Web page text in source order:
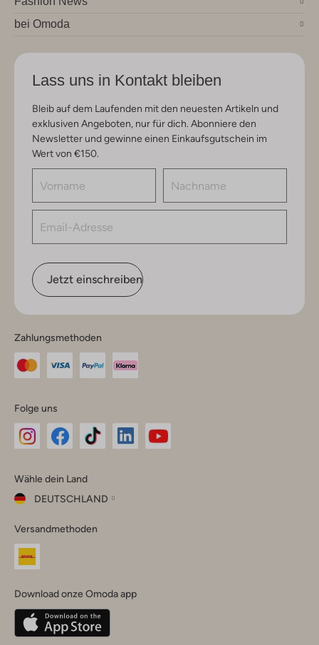
bei Omoda
Lass uns in Kontakt bleiben
Bleib auf dem Laufenden mit den neuesten Artikeln und
exklusiven Angeboten, nur für dich. Abonniere den
Newsletter und gewinne einen Einkaufsgutschein im
Wert von €150.
Jetzt einschreiben
Zahlungsmethoden
Folge uns
Instagram
Facebook
TikTok
Wähle dein Land
DEUTSCHLAND
dein
Land
Belgique(Français)
Deutschland
Versandmethoden
Download onze Omoda app